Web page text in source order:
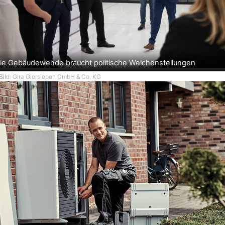
Gebäudewende braucht politische Weichenstellungen
Gira Giersiepen GmbH & Co. KG